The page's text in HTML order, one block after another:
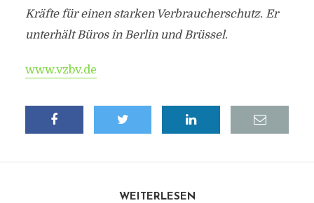
Kräfte für einen starken Verbraucherschutz. Er
unterhält Büros in Berlin und Brüssel.
www.vzbv.de
WEITERLESEN